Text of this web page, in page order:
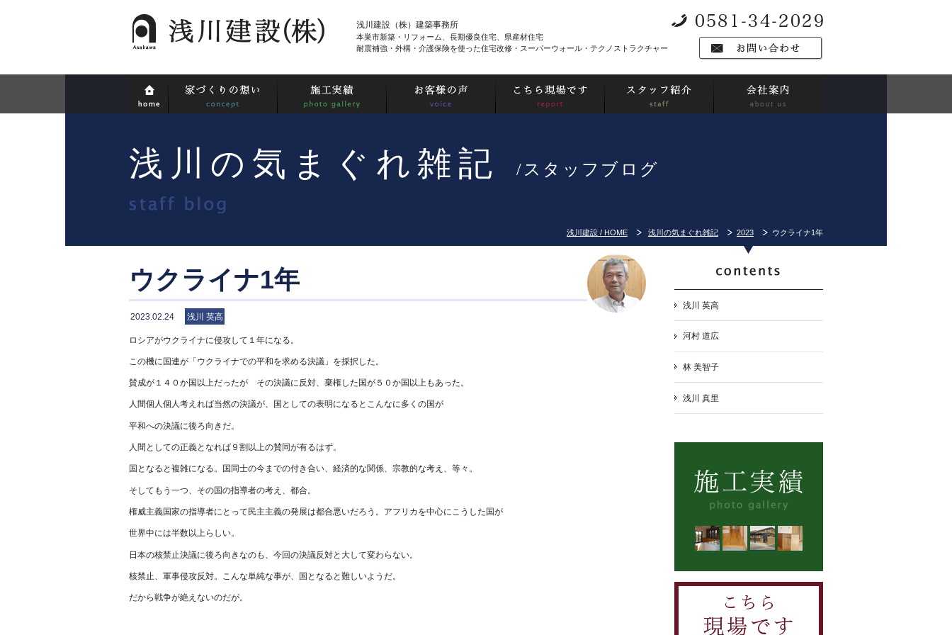
浅川建設（株）建築事務所
本巣市新築・リフォーム、長期優良住宅、県産材住宅
耐震補強・外構・介護保険を使った住宅改修・スーパーウォール・テクノストラクチャー
浅川の気まぐれ雑記 /スタッフブログ
浅川建設 / HOME 浅川の気まぐれ雑記 2023 ウクライナ1年
ウクライナ1年
2023.02.24 浅川 英高
ロシアがウクライナに侵攻して１年になる。
この機に国連が「ウクライナでの平和を求める決議」を採択した。
賛成が１４０か国以上だったが その決議に反対、棄権した国が５０か国以上もあった。
人間個人個人考えれば当然の決議が、国としての表明になるとこんなに多くの国が
平和への決議に後ろ向きだ。
人間としての正義となれば９割以上の賛同が有るはず。
国となると複雑になる。国同士の今までの付き合い、経済的な関係、宗教的な考え、等々。
そしてもう一つ、その国の指導者の考え、都合。
権威主義国家の指導者にとって民主主義の発展は都合悪いだろう。アフリカを中心にこうした国が
世界中には半数以上らしい。
日本の核禁止決議に後ろ向きなのも、今回の決議反対と大して変わらない。
核禁止、軍事侵攻反対。こんな単純な事が、国となると難しいようだ。
だから戦争が絶えないのだが。
浅川 英高
河村 道広
林 美智子
浅川 真里